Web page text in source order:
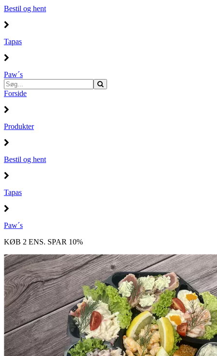
Bestil og hent
Tapas
Paw´s
Forside
Produkter
Bestil og hent
Tapas
Paw´s
KØB 2 ENS. SPAR 10%